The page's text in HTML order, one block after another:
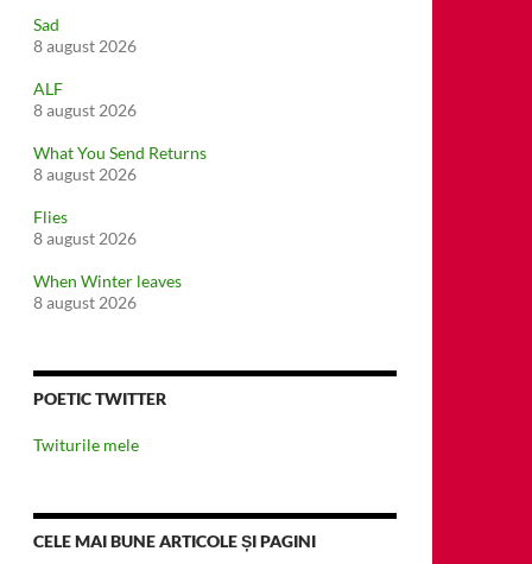
Sad
8 august 2026
ALF
8 august 2026
What You Send Returns
8 august 2026
Flies
8 august 2026
When Winter leaves
8 august 2026
POETIC TWITTER
Twiturile mele
CELE MAI BUNE ARTICOLE ȘI PAGINI